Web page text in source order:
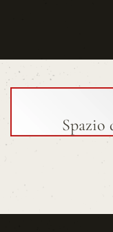
Spazio